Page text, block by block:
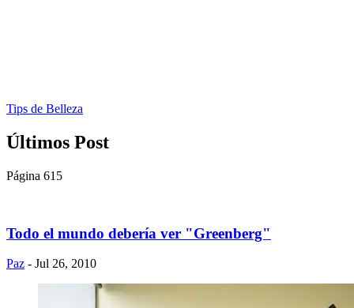
Tips de Belleza
Últimos Post
Página 615
Todo el mundo debería ver "Greenberg"
Paz - Jul 26, 2010